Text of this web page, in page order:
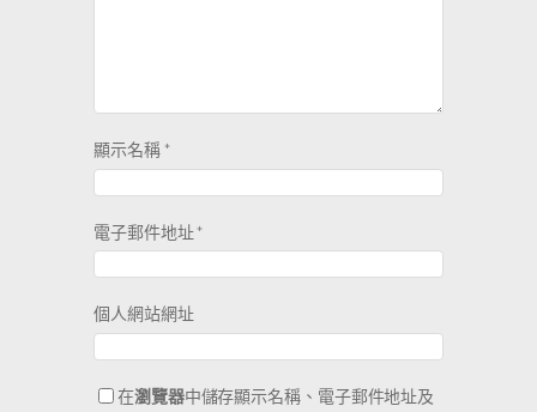
顯示名稱*
電子郵件地址*
個人網站網址
在瀏覽器中儲存顯示名稱、電子郵件地址及